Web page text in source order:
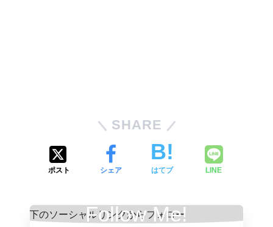
SHARE
ポスト シェア はてブ LINE
Follow Me!